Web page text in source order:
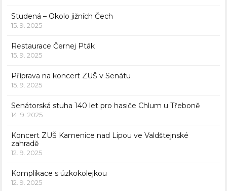
Studená – Okolo jižních Čech
15. 9. 2025
Restaurace Černej Pták
15. 9. 2025
Příprava na koncert ZUŠ v Senátu
15. 9. 2025
Senátorská stuha 140 let pro hasiče Chlum u Třeboně
14. 9. 2025
Koncert ZUŠ Kamenice nad Lipou ve Valdštejnské
zahradě
12. 9. 2025
Komplikace s úzkokolejkou
12. 9. 2025